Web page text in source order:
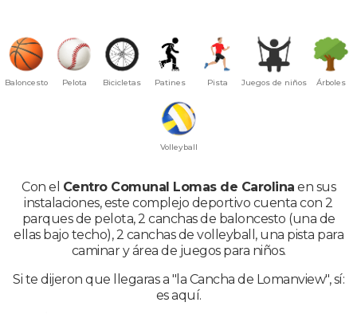
Baloncesto Pelota Bicicletas Patines Pista Juegos de niños Árboles
Volleyball
Con el Centro Comunal Lomas de Carolina en sus
instalaciones, este complejo deportivo cuenta con 2
parques de pelota, 2 canchas de baloncesto (una de
ellas bajo techo), 2 canchas de volleyball, una pista para
caminar y área de juegos para niños.
Si te dijeron que llegaras a "la Cancha de Lomanview", sí:
es aquí.